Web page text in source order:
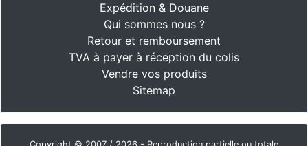
Expédition & Douane
Qui sommes nous ?
Retour et remboursement
TVA à payer à réception du colis
Vendre vos produits
Sitemap